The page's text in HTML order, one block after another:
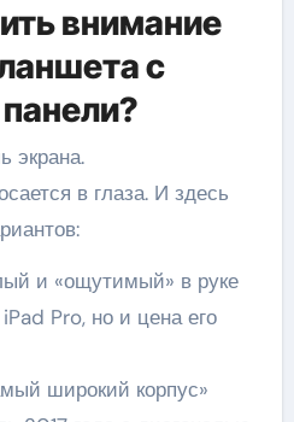
внимание
с
экрана.
и «ощутимый» в руке
Pro, но и цена его
широкий корпус»